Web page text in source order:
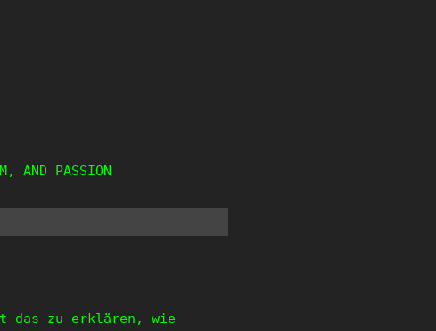
AND PASSION
das zu erklären, wie